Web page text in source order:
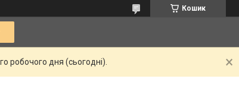
Кошик
робочого дня (сьогодні).